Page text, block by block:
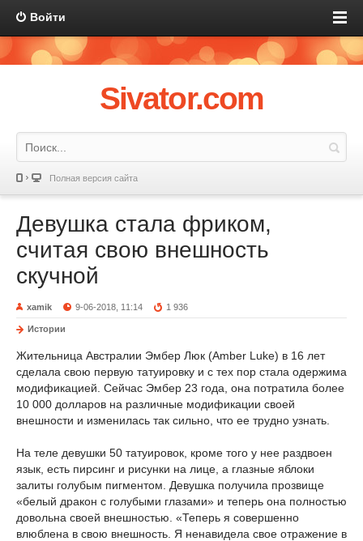
Войти
Sivator.com
Полная версия сайта
Девушка стала фриком,
считая свою внешность
скучной
xamik 9-06-2018, 11:14 1 936
Истории
Жительница Австралии Эмбер Люк (Amber Luke) в 16 лет
сделала свою первую татуировку и с тех пор стала одержима
модификацией. Сейчас Эмбер 23 года, она потратила более
10 000 долларов на различные модификации своей
внешности и изменилась так сильно, что ее трудно узнать.
На теле девушки 50 татуировок, кроме того у нее раздвоен
язык, есть пирсинг и рисунки на лице, а глазные яблоки
залиты голубым пигментом. Девушка получила прозвище
«белый дракон с голубыми глазами» и теперь она полностью
довольна своей внешностью. «Теперь я совершенно
влюблена в свою внешность. Я ненавидела свое отражение в